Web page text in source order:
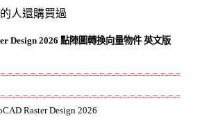
人還購買過
Design 2026 點陣圖轉換向量物件 英文版
=-=-=-=-=-=-=-=-=-=-=-=-=-=-=-=-=-=-=-=-=-=-=
=-=-=-=-=-=-=-=-=-=-=-=-=-=-=-=-=-=-=-=-=-=-=
Raster Design 2026